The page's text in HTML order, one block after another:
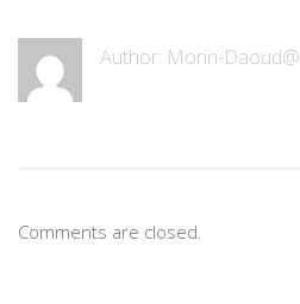
Author: Morin-
Comments are closed.